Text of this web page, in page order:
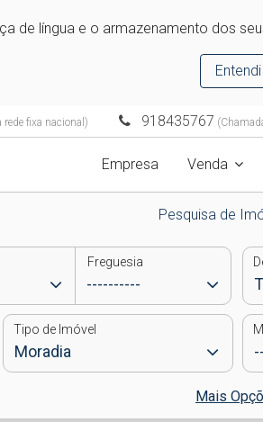
de língua e o armazenamento dos
Entendi
rede fixa nacional) 918435767
Empresa Venda
Pesquisa de
Freguesia
Tipo de Imóvel
Mais